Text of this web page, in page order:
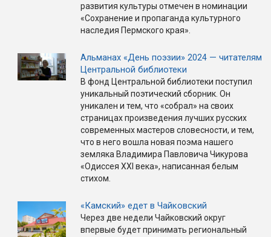
развития культуры отмечен в номинации
«Сохранение и пропаганда культурного
наследия Пермского края».
Альманах «День поэзии» 2024 — читателям
Центральной библиотеки
В фонд Центральной библиотеки поступил
уникальный поэтический сборник. Он
уникален и тем, что «собрал» на своих
страницах произведения лучших русских
современных мастеров словесности, и тем,
что в него вошла новая поэма нашего
земляка Владимира Павловича Чикурова
«Одиссея XXI века», написанная белым
стихом.
«Камский» едет в Чайковский
Через две недели Чайковский округ
впервые будет принимать региональный